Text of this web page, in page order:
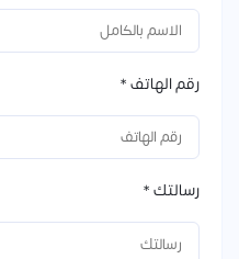
رقم الهاتف *
رسالتك *